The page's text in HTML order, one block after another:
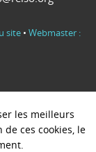
site • Webmaster :
les meilleurs
ces cookies, le